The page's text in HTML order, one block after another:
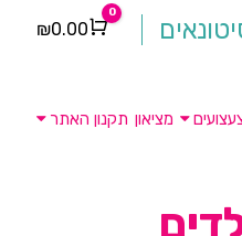
Cart
0
₪0.00
מציאון תקנון האתר